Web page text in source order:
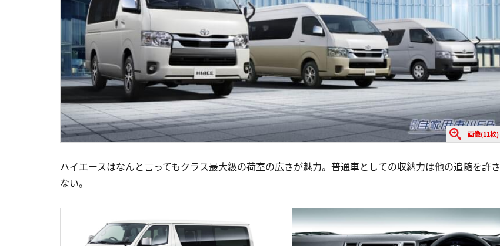
画像(11枚)
ハイエースはなんと言ってもクラス最大級の荷室の広さが魅力。普通車としての収納力は他の追随を許さ
ない。